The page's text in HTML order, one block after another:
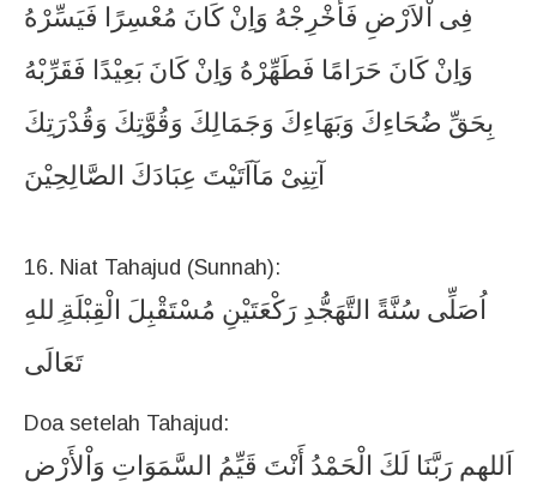
فِى اْلاَرْضِ فَأَخْرِجْهُ وَاِنْ كَانَ مُعْسِرًا فَيَسِّرْهُ
وَاِنْ كَانَ حَرَامًا فَطَهِّرْهُ وَاِنْ كَانَ بَعِيْدًا فَقَرِّبْهُ
بِحَقِّ ضُحَاءِكَ وَبَهَاءِكَ وَجَمَالِكَ وَقُوَّتِكَ وَقُدْرَتِكَ
آتِنِىْ مَآاَتَيْتَ عِبَادَكَ الصَّالِحِيْنَ
16. Niat Tahajud (Sunnah):
اُصَلِّى سُنَّةً التَّهَجُّدِ رَكْعَتَيْنِ مُسْتَقْبِلَ الْقِبْلَةِ ِللهِ
تَعَالَى
Doa setelah Tahajud:
اَللهم رَبَّنَا لَكَ الْحَمْدُ أَنْتَ قَيِّمُ السَّمَوَاتِ وَاْلأَرْضِ